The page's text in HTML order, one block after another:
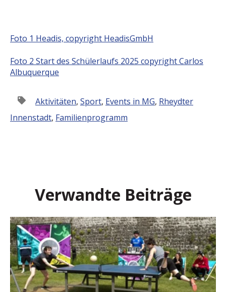
Foto 1 Headis, copyright HeadisGmbH
Foto 2 Start des Schülerlaufs 2025 copyright Carlos
Albuquerque
Aktivitäten, Sport, Events in MG, Rheydter
Innenstadt, Familienprogramm
Verwandte Beiträge